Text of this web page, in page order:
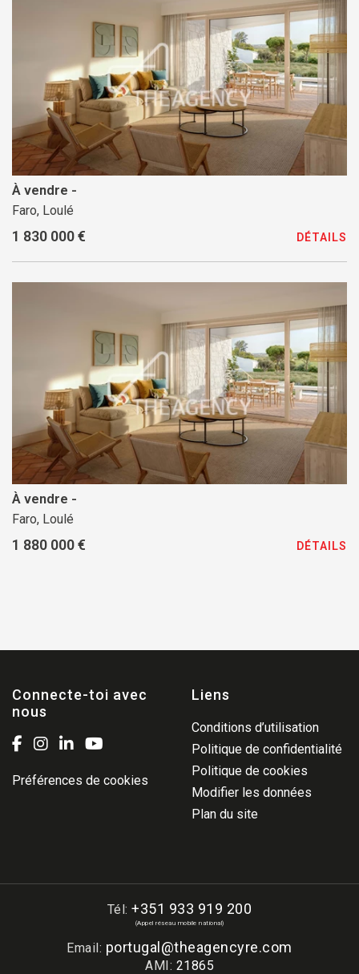
À vendre -
Faro, Loulé
1 830 000 € DÉTAILS
À vendre -
Faro, Loulé
1 880 000 € DÉTAILS
Connecte-toi avec
nous
Préférences de cookies
Liens
Conditions d’utilisation
Politique de confidentialité
Politique de cookies
Modifier les données
Plan du site
Tél:+351 933 919 200
(Appel réseau mobile national)
Email: portugal@theagencyre.com
AMI: 21865